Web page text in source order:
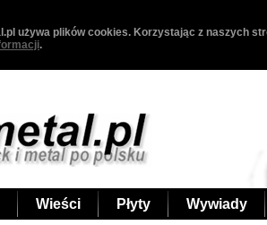
używa plików cookies. Korzystając z naszych
.
Wieści Płyty Wywiady